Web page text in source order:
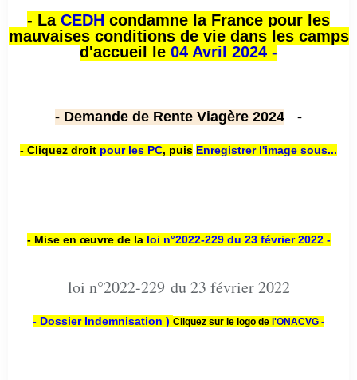
- La CEDH condamne la France pour les
mauvaises conditions de vie dans les camps
d'accueil le 04 Avril 2024 -
- Demande de Rente Viagère 2024 -
- Cliquez droit pour les PC, puis Enregistrer l'image sous...
- Mise en œuvre de la loi n°2022-229 du 23 février 2022 -
loi n°2022-229 du 23 février 2022
- Dossier Indemnisation ) Cliquez sur le logo de l'ONACVG -